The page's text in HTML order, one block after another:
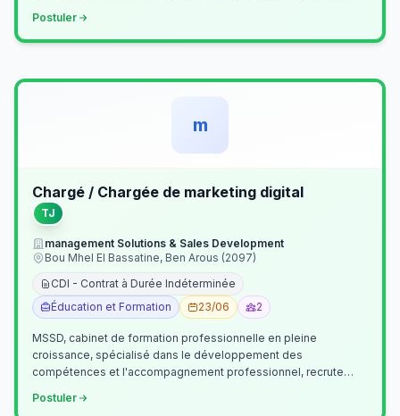
Postuler
m
Chargé / Chargée de marketing digital
TJ
management Solutions & Sales Development
Bou Mhel El Bassatine, Ben Arous (2097)
CDI - Contrat à Durée Indéterminée
Éducation et Formation
23/06 2
MSSD, cabinet de formation professionnelle en pleine
croissance, spécialisé dans le développement des
compétences et l'accompagnement professionnel, recrute
Postuler